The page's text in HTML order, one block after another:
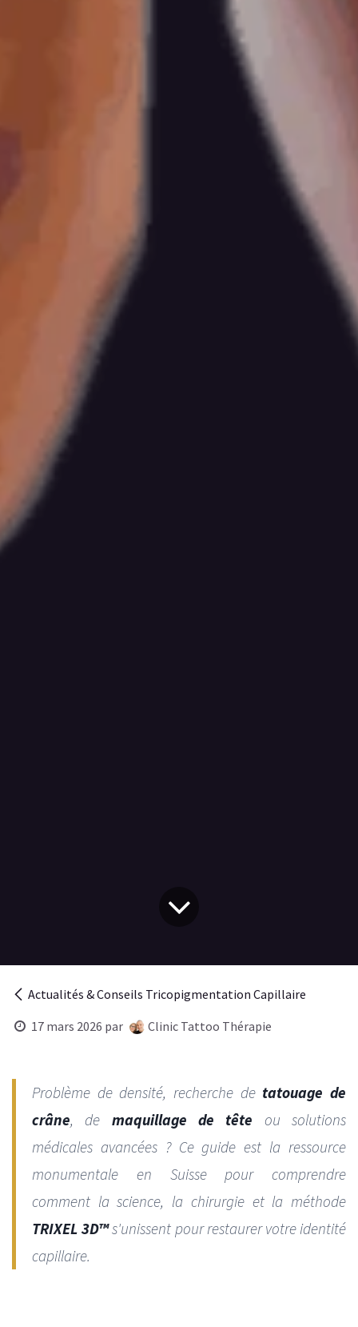
Actualités & Conseils Tricopigmentation Capillaire
17 mars 2026 par Clinic Tattoo Thérapie
Problème de densité, recherche de tatouage de
crâne, de maquillage de tête ou solutions
médicales avancées ? Ce guide est la ressource
monumentale en Suisse pour comprendre
comment la science, la chirurgie et la méthode
TRIXEL 3D™s'unissent pour restaurer votre identité
capillaire.